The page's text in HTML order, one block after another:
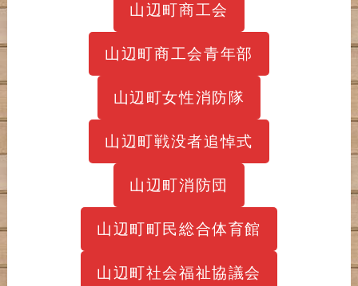
山辺町商工会
山辺町商工会青年部
山辺町女性消防隊
山辺町戦没者追悼式
山辺町消防団
山辺町町民総合体育館
山辺町社会福祉協議会